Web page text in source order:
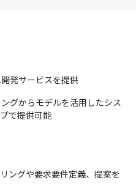
発サービスを提供
グからモデルを活用したシス
で提供可能
ングや要求要件定義、提案を